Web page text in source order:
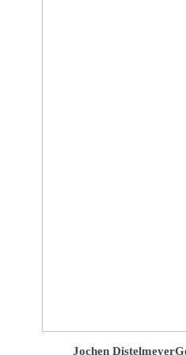
Jochen Distelmeyer